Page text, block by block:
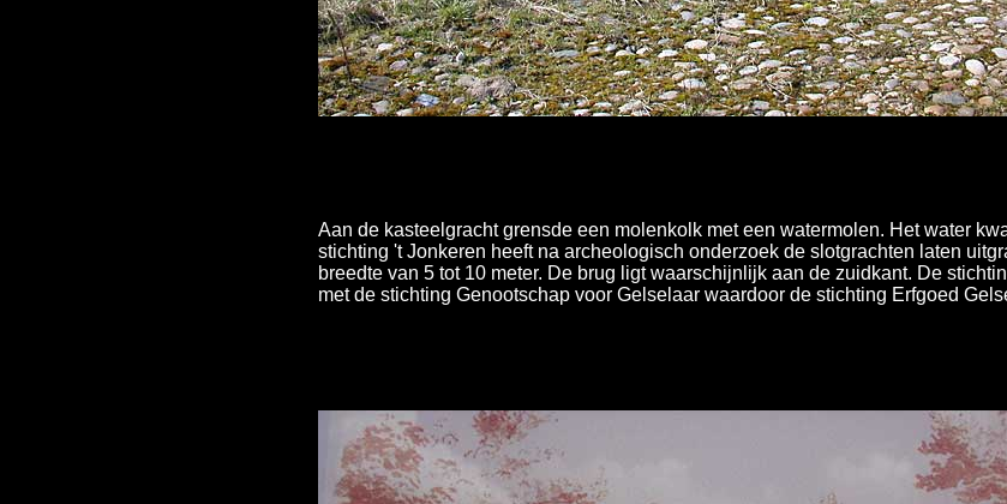
Aan de kasteelgracht grensde een molenkolk met een watermolen. Het water
stichting 't Jonkeren heeft na archeologisch onderzoek de slotgrachten laten
breedte van 5 tot 10 meter. De brug ligt waarschijnlijk aan de zuidkant. De
met de stichting Genootschap voor Gelselaar waardoor de stichting Erfgoed